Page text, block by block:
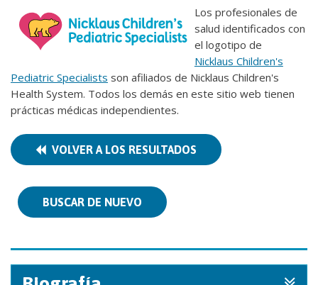
Los profesionales de
salud identificados con
el logotipo de
Nicklaus Children's
Pediatric Specialists son afiliados de Nicklaus Children's
Health System. Todos los demás en este sitio web tienen
prácticas médicas independientes.
VOLVER A LOS RESULTADOS
BUSCAR DE NUEVO